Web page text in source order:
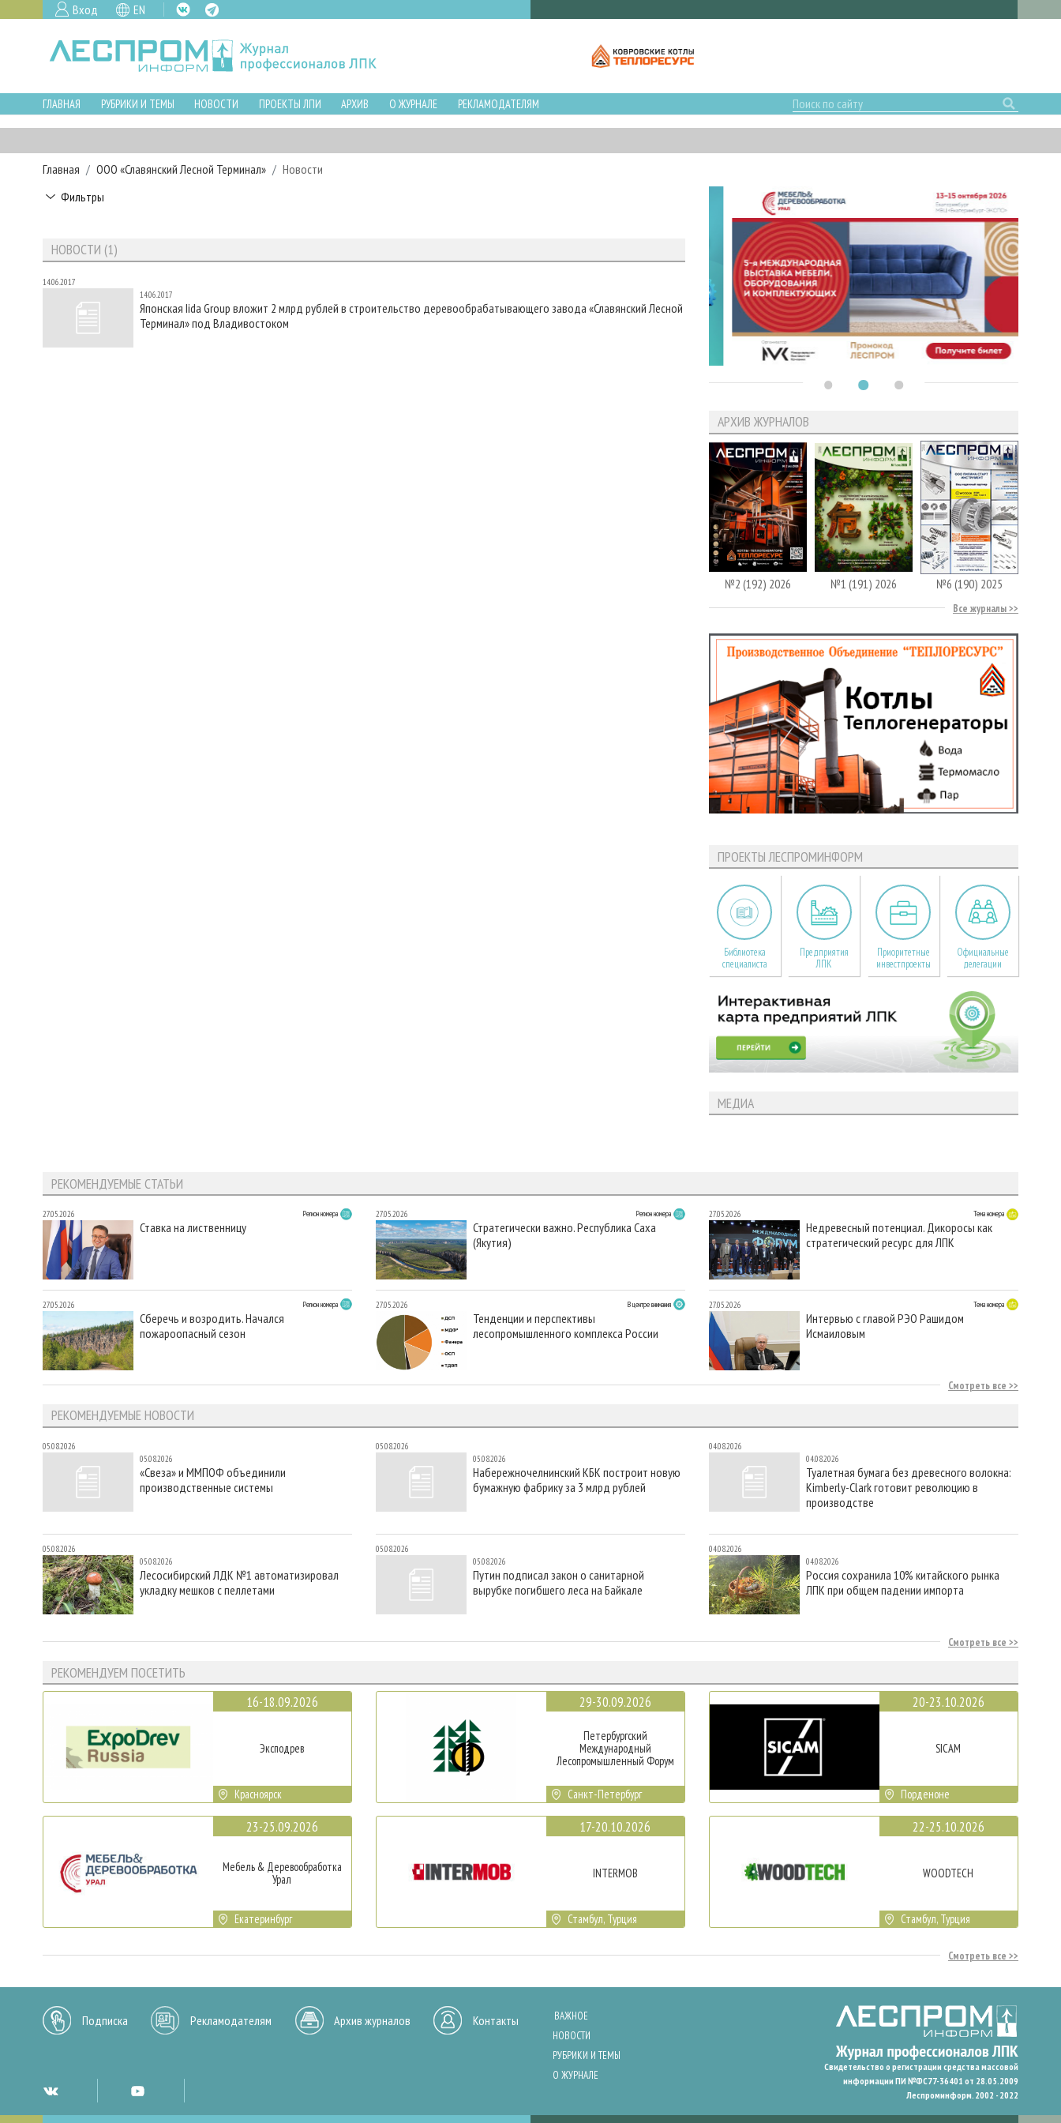
Вход EN
ГЛАВНАЯ РУБРИКИ И ТЕМЫ НОВОСТИ ПРОЕКТЫ ЛПИ АРХИВ О ЖУРНАЛЕ РЕКЛАМОДАТЕЛЯМ
Главная ООО «Славянский Лесной Терминал»
Новости
Фильтры
НОВОСТИ (1)
14.06.2017
14.06.2017
Японская Iida Group вложит 2 млрд рублей в строительство деревообрабатывающего завода «Славянский Лесной
Терминал» под Владивостоком
АРХИВ ЖУРНАЛОВ
№2 (192) 2026 №1 (191) 2026 №6 (190) 2025
Все журналы
ПРОЕКТЫ ЛЕСПРОМИНФОРМ
Библиотека
специалиста
Предприятия
ЛПК
Приоритетные
инвестпроекты
Официальные
делегации
МЕДИА
РЕКОМЕНДУЕМЫЕ СТАТЬИ
27.05.2026 Регион номера
Ставка на лиственницу
27.05.2026 Регион номера
Сберечь и возродить. Начался
пожароопасный сезон
27.05.2026 Регион номера
Стратегически важно. Республика Саха
(Якутия)
27.05.2026 В центре внимания
Тенденции и перспективы
лесопромышленного комплекса России
27.05.2026 Тема номера
Недревесный потенциал. Дикоросы как
стратегический ресурс для ЛПК
27.05.2026 Тема номера
Интервью с главой РЭО Рашидом
Исмаиловым
Смотреть все
РЕКОМЕНДУЕМЫЕ НОВОСТИ
05.08.2026
05.08.2026
«Свеза» и ММПОФ объединили
производственные системы
05.08.2026
05.08.2026
Лесосибирский ЛДК №1 автоматизировал
укладку мешков с пеллетами
05.08.2026
05.08.2026
Набережночелнинский КБК построит новую
бумажную фабрику за 3 млрд рублей
05.08.2026
05.08.2026
Путин подписал закон о санитарной
вырубке погибшего леса на Байкале
04.08.2026
04.08.2026
Туалетная бумага без древесного волокна:
Kimberly-Clark готовит революцию в
производстве
04.08.2026
04.08.2026
Россия сохранила 10% китайского рынка
ЛПК при общем падении импорта
Смотреть все
РЕКОМЕНДУЕМ ПОСЕТИТЬ
16-18.09.2026
Эксподрев
Красноярск
23-25.09.2026
Мебель & Деревообработка
Урал
Екатеринбург
29-30.09.2026
Петербургский
Международный
Лесопромышленный Форум
Санкт-Петербург
17-20.10.2026
INTERMOB
Стамбул, Турция
20-23.10.2026
SICAM
Порденоне
22-25.10.2026
WOODTECH
Стамбул, Турция
Смотреть все
Подписка Рекламодателям Архив журналов Контакты
ВАЖНОЕ
НОВОСТИ
РУБРИКИ И ТЕМЫ
О ЖУРНАЛЕ
Свидетельство о регистрации средства массовой
информации ПИ №ФС77-36401 от 28.05.2009
Леспроминформ. 2002 - 2022